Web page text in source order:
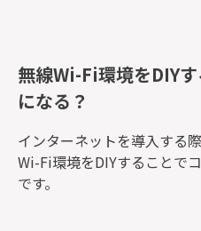
無線Wi-Fi環境をDIY
になる？
インターネットを導入する
Wi-Fi環境をDIYすることで
です。